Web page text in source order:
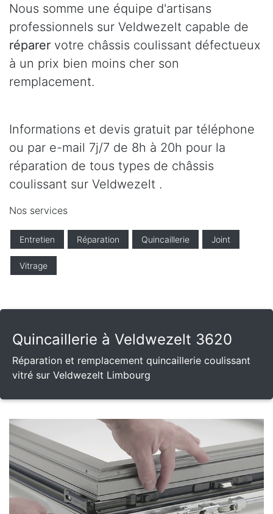
Nous somme une équipe d'artisans
professionnels sur Veldwezelt capable de
réparer votre châssis coulissant défectueux
à un prix bien moins cher son
remplacement.
Informations et devis gratuit par téléphone
ou par e-mail 7j/7 de 8h à 20h pour la
réparation de tous types de châssis
coulissant sur Veldwezelt .
Nos services
Entretien Réparation Quincaillerie Joint
Vitrage
Quincaillerie à Veldwezelt 3620
Réparation et remplacement quincaillerie coulissant
vitré sur Veldwezelt Limbourg